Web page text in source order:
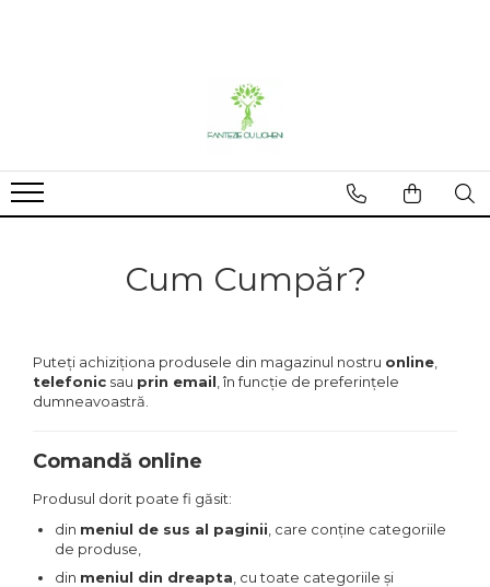
Mixuri licheni
Fructe uscate
Frunze palmier
Plante uscate mici
Miniaturi
Rame tablou
Cum Cumpăr?
Puteți achiziționa produsele din magazinul nostru online
telefonic sau prin email , în funcție de preferințele
dumneavoastră.
Comandă online
Produsul dorit poate fi găsit:
din meniul de sus al paginii , care conține categoriile
de produse,
din meniul din dreapta , cu toate categoriile și